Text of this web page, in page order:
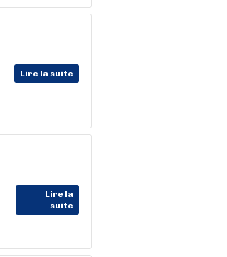
Lire la suite
Lire la
suite